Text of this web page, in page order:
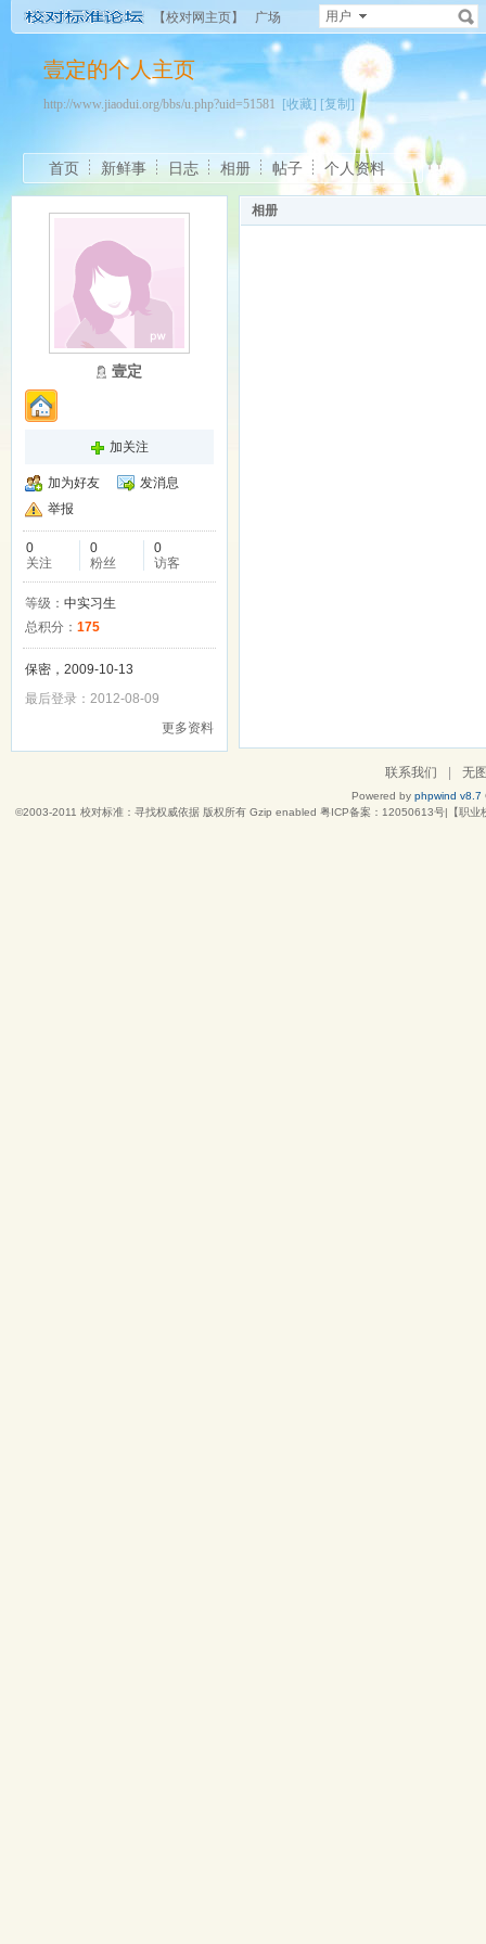
【校对网主页】 广场 用户
壹定的个人主页
http://www.jiaodui.org/bbs/u.php?uid=51581 [收藏] [复制]
首页 新鲜事 日志 相册 帖子 个人资料
壹定
加关注
加为好友
发消息
举报
0
关注
0
粉丝
0
访客
等级： 中实习生
总积分： 175
保密，2009-10-13
最后登录：2012-08-09
更多资料
相册
联系我们 无
Powered by phpwind v8.7
©2003-2011 校对标准：寻找权威依据 版权所有 Gzip enabled 粤ICP备案：12050613号|【职业